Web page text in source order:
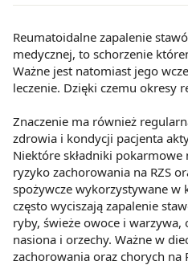
Reumatoidalne zapalenie
medycznej, to schorzenie
Ważne jest natomiast jego
leczenie. Dzięki czemu okresy
Znaczenie ma również
zdrowia i kondycji pacjenta
Niektóre składniki
ryzyko zachorowania na RZS
spożywcze wykorzystywane
często wyciszają zapalenie
ryby, świeże owoce i warzywa,
nasiona i orzechy. Ważne w
zachorowania oraz chorych na